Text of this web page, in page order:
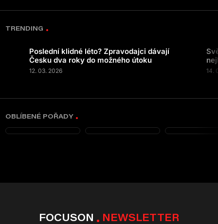
TRENDING
Poslední klidné léto? Zpravodajci dávají
Česku dva roky do možného útoku
12. 03. 2026 14.
OBLÍBENÉ POŘADY
FOCUSON NEWSLETTER